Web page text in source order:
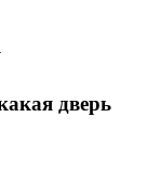
дверь